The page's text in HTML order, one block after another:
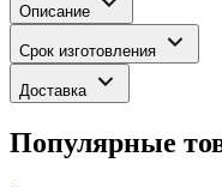
Описание
Срок изготовления
Доставка
Популярные